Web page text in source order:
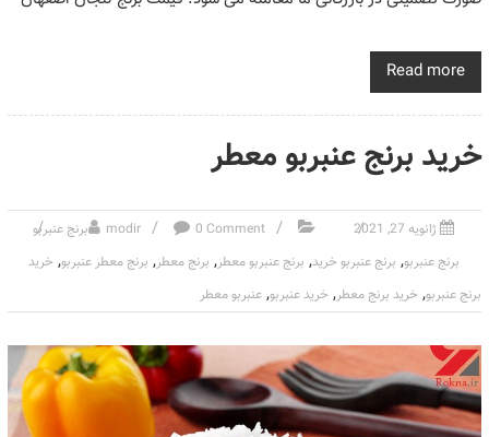
Read more
خرید برنج عنبربو معطر
ژانویه 27, 2021 modir 0 Comment
برنج عنبربو
برنج عنبربو, برنج عنبربو خرید, برنج عنبربو معطر, برنج معطر, برنج معطر عنبربو, خرید
برنج عنبربو, خرید برنج معطر, خرید عنبربو, عنبربو معطر